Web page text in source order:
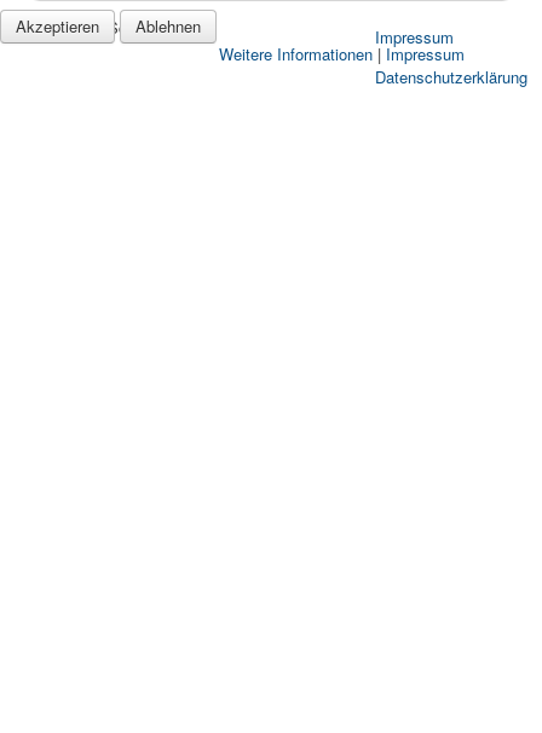
Impressum
Datenschutzerklärung
© 2026 Merian-Schule Berlin
Akzeptieren
Ablehnen
Weitere Informationen| Impressum